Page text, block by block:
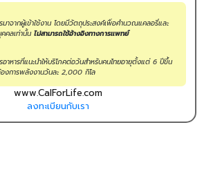
มาจากผู้เข้าใช้งาน โดยมีวัตถุประสงค์เพื่อคำนวณแคลอรี่และ
คลเท่านั้นไม่สามารถใช้อ้างอิงทางการแพทย์
าหารที่แนะนำให้บริโภคต่อวันสำหรับคนไทยอายุตั้งแต่ 6 ปีขึ้น
งการพลังงานวันละ 2,000 กิโล
www.CalForLife.com
ลงทะเบียนกับเรา